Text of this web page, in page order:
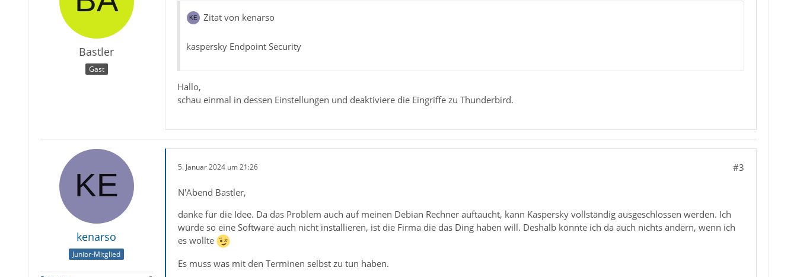
Bastler
Gast
Zitat von kenarso
kaspersky Endpoint Security
Hallo,
schau einmal in dessen Einstellungen und deaktiviere die Eingriffe zu Thunderbird.
kenarso
Junior-Mitglied
5. Januar 2024 um 21:26 #3
N'Abend Bastler,
danke für die Idee. Da das Problem auch auf meinen Debian Rechner auftaucht, kann Kaspersky vollständig ausgeschlossen werden. Ich
würde so eine Software auch nicht installieren, ist die Firma die das Ding haben will. Deshalb könnte ich da auch nichts ändern, wenn ich
es wollte
Es muss was mit den Terminen selbst zu tun haben.